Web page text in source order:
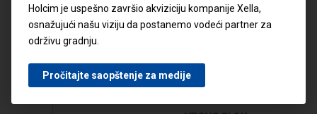
TRADICIONALNA
GRADNJA: PET
VREDI ZNATI
Holcim je uspešno završio akviziciju kompanije Xella,
osnažujući našu viziju da postanemo vodeći partner za
održivu gradnju.
Pročitajte saopštenje za medije